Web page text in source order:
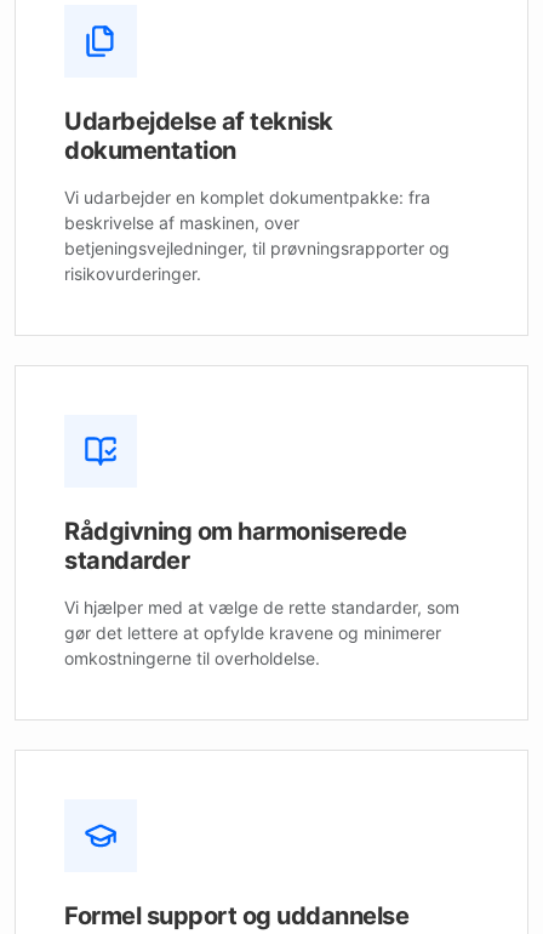
Udarbejdelse af teknisk
dokumentation
Vi udarbejder en komplet dokumentpakke: fra
beskrivelse af maskinen, over
betjeningsvejledninger, til prøvningsrapporter og
risikovurderinger.
Rådgivning om harmoniserede
standarder
Vi hjælper med at vælge de rette standarder, som
gør det lettere at opfylde kravene og minimerer
omkostningerne til overholdelse.
Formel support og uddannelse